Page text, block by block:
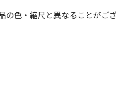
色・縮尺と異なることがご